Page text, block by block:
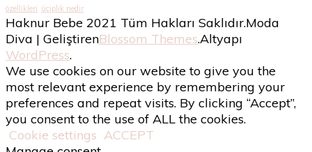
özellikleri üçiplik nedir
Haknur Bebe 2021 Tüm Hakları Saklıdır.Moda
Diva | GeliştirenBlossom Themes.Altyapı
WordPress.
We use cookies on our website to give you the
most relevant experience by remembering your
preferences and repeat visits. By clicking “Accept”,
you consent to the use of ALL the cookies.
Cookie settings ACCEPT